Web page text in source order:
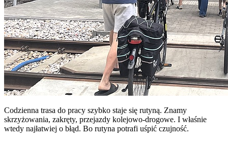
Codzienna trasa do pracy szybko staje się rutyną. Znamy
skrzyżowania, zakręty, przejazdy kolejowo-drogowe. I właśnie
wtedy najłatwiej o błąd. Bo rutyna potrafi uśpić czujność.